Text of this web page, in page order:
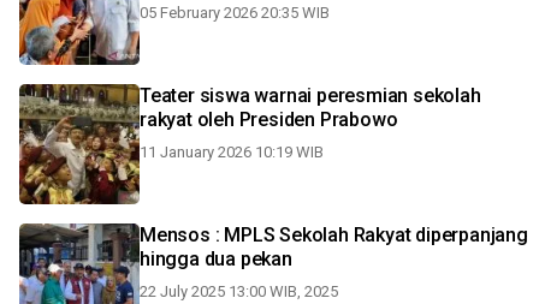
05 February 2026 20:35 WIB
Teater siswa warnai peresmian sekolah
rakyat oleh Presiden Prabowo
11 January 2026 10:19 WIB
Mensos : MPLS Sekolah Rakyat diperpanjang
hingga dua pekan
22 July 2025 13:00 WIB, 2025